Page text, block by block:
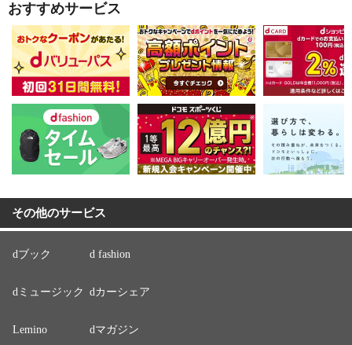
おすすめサービス
その他のサービス
dブック d fashion
dミュージック dカーシェア
Lemino dマガジン